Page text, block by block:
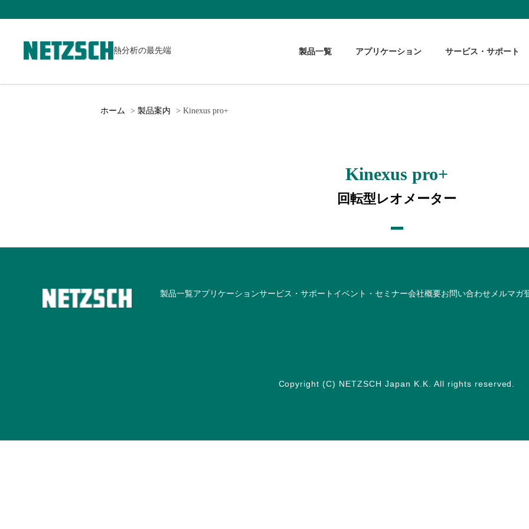
熱分析の最先端 製品一覧 アプリケーション サービス・サポート
ホーム 製品案内 Kinexus pro+
Kinexus pro+
回転型レオメーター
製品一覧アプリケーションサービス・サポート イベント・セミナー会社概要お問い合わせ メルマガ
Copyright (C) NETZSCH Japan K.K. All rights reserved.